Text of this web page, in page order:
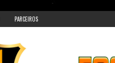
PARCEIROS